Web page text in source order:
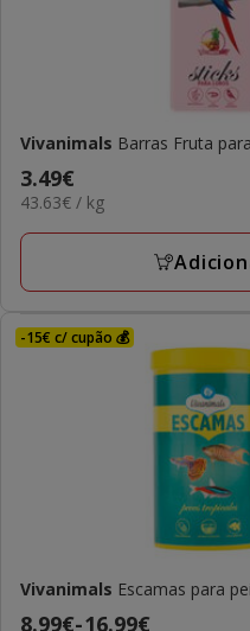
Vivanimals Barras Fruta
Preço
3.49€
3.49€
43.63€
KG
43.63€ / kg
-15€ c/ cupão 💰
Vivanimals Escamas para
Preço
8.99€-16.99€